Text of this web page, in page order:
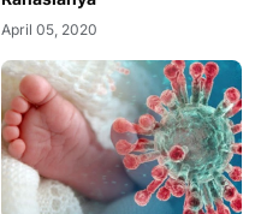
April 05, 2020